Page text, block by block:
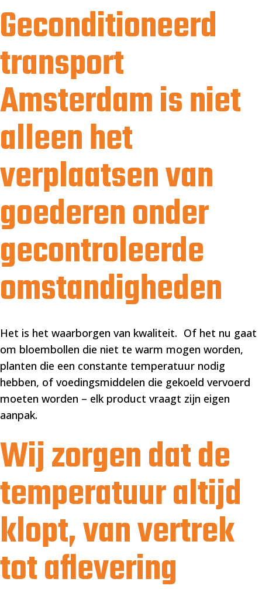
Geconditioneerd
transport
Amsterdam is niet
alleen het
verplaatsen van
goederen onder
gecontroleerde
omstandigheden
Het is het waarborgen van kwaliteit. Of het nu gaat
om bloembollen die niet te warm mogen worden,
planten die een constante temperatuur nodig
hebben, of voedingsmiddelen die gekoeld vervoerd
moeten worden – elk product vraagt zijn eigen
aanpak.
Wij zorgen dat de
temperatuur altijd
klopt, van vertrek
tot aflevering